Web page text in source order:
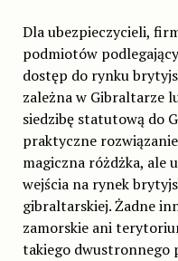
Dla ubezpieczycieli,
podmiotów
dostęp do rynku
zależna w Gibraltarze
siedzibę statutową do
praktyczne
magiczna różdżka, ale
wejścia na rynek
gibraltarskiej. Żadne
zamorskie ani
takiego dwustronnego